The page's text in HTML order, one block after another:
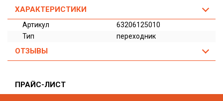
ХАРАКТЕРИСТИКИ
Артикул
63206125010
Тип
переходник
ОТЗЫВЫ
ПРАЙС-ЛИСТ